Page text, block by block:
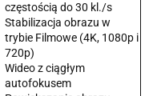
częstością do 30 kl./s
Stabilizacja obrazu w
trybie Filmowe (4K, 1080p i
720p)
Wideo z ciągłym
autofokusem